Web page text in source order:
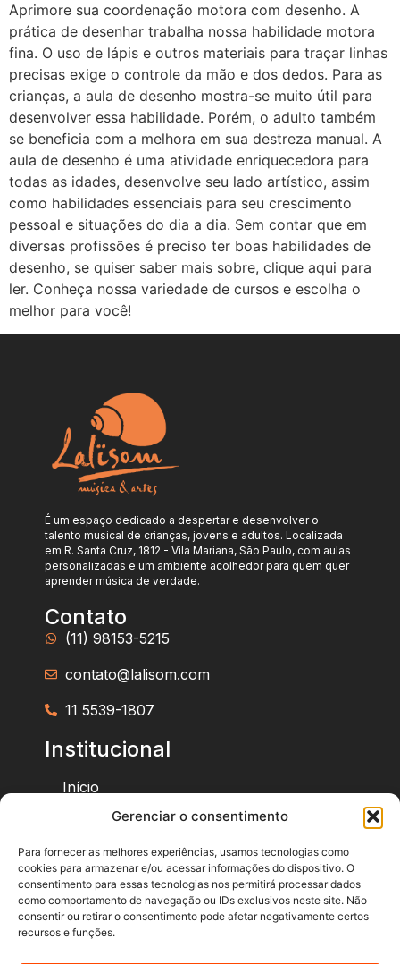
Gerenciar o consentimento
Para fornecer as melhores experiências, usamos tecnologias como
cookies para armazenar e/ou acessar informações do dispositivo. O
consentimento para essas tecnologias nos permitirá processar dados
como comportamento de navegação ou IDs exclusivos neste site. Não
consentir ou retirar o consentimento pode afetar negativamente certos
recursos e funções.
Aprimore sua coordenação motora com desenho. A
prática de desenhar trabalha nossa habilidade motora
fina. O uso de lápis e outros materiais para traçar linhas
precisas exige o controle da mão e dos dedos. Para as
crianças, a aula de desenho mostra-se muito útil para
desenvolver essa habilidade. Porém, o adulto também
se beneficia com a melhora em sua destreza manual. A
aula de desenho é uma atividade enriquecedora para
todas as idades, desenvolve seu lado artístico, assim
como habilidades essenciais para seu crescimento
pessoal e situações do dia a dia. Sem contar que em
diversas profissões é preciso ter boas habilidades de
desenho, se quiser saber mais sobre, clique aqui para
ler. Conheça nossa variedade de cursos e escolha o
melhor para você!
É um espaço dedicado a despertar e desenvolver o
talento musical de crianças, jovens e adultos. Localizada
em R. Santa Cruz, 1812 - Vila Mariana, São Paulo, com aulas
personalizadas e um ambiente acolhedor para quem quer
aprender música de verdade.
Contato
(11) 98153-5215
contato@lalisom.com
11 5539-1807
Institucional
Início
Sobre a Lalisom
Cursos
Blog
Onde encontrar a Lalisom?